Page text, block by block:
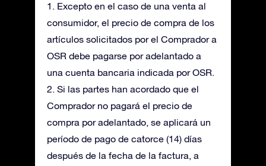
1. Excepto en el caso de una venta al
consumidor, el precio de compra de los
artículos solicitados por el Comprador a
OSR debe pagarse por adelantado a
una cuenta bancaria indicada por OSR.
2. Si las partes han acordado que el
Comprador no pagará el precio de
compra por adelantado, se aplicará un
período de pago de catorce (14) días
después de la fecha de la factura, a